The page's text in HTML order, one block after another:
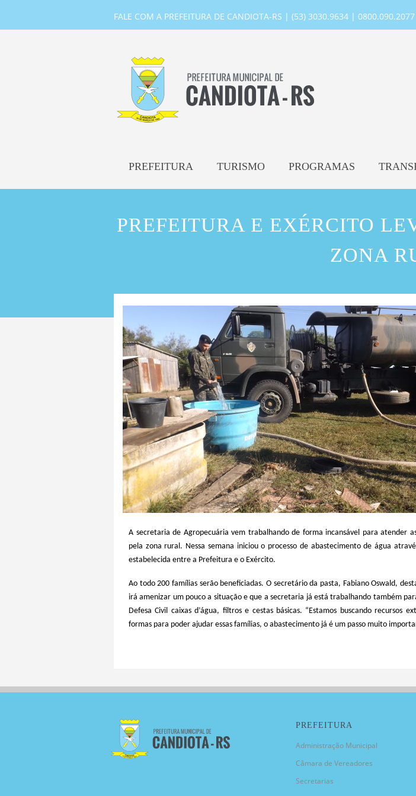
FALE COM A PREFEITURA DE CANDIOTA-RS | (53) 3030.9634 | 0800.090.2077
PREFEITURA TURISMO PROGRAMAS
PREFEITURA E EXÉRCITO
ZONA
A secretaria de Agropecuária vem trabalhando de forma incansável para atender
pela zona rural. Nessa semana iniciou o processo de abastecimento de água
estabelecida entre a Prefeitura e o Exército.
Ao todo 200 famílias serão beneficiadas. O secretário da pasta, Fabiano Oswald,
irá amenizar um pouco a situação e que a secretaria já está trabalhando também
Defesa Civil caixas d’água, filtros e cestas básicas. “Estamos buscando recursos
formas para poder ajudar essas famílias, o abastecimento já é um passo muito
PREFEITURA
Administração Municipal
Câmara de Vereadores
Secretarias